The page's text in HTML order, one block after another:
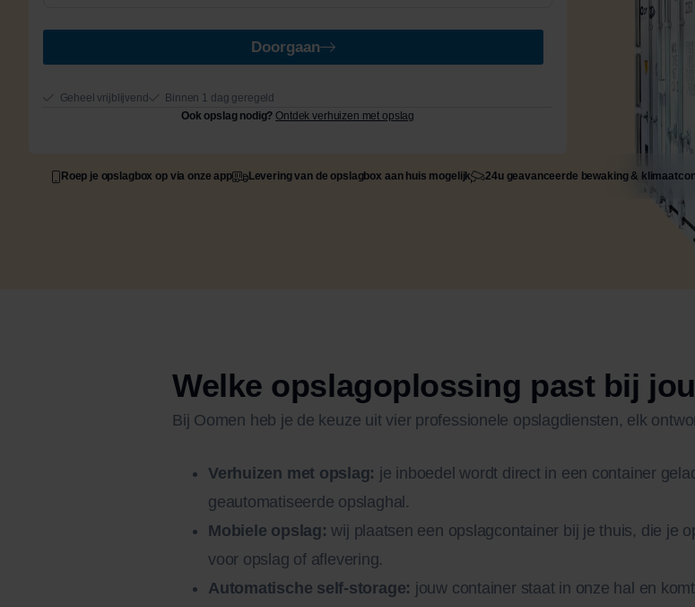
Doorgaan
Geheel vrijblijvend
Binnen 1 dag geregeld
Ook opslag nodig? Ontdek verhuizen met opslag
Roep je opslagbox op via onze app Levering van de opslagbox aan huis mogelijk 24u geavanceerde bewaking &
Welke opslagoplossing past bij
Bij Oomen heb je de keuze uit vier professionele opslagdiensten, elk
Verhuizen met opslag: je inboedel wordt direct in een container
geautomatiseerde opslaghal.
Mobiele opslag: wij plaatsen een opslagcontainer bij je thuis, die je
voor opslag of aflevering.
Automatische self-storage: jouw container staat in onze hal en